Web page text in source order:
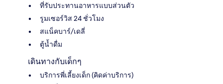
ที่รับประทานอาหารแบบส่วนตัว
รูมเซอร์วิส 24 ชั่วโมง
สแน็คบาร์/เดลี่
ตู้น้ำดื่ม
เดินทางกับเด็กๆ
บริการพี่เลี้ยงเด็ก (คิดค่าบริการ)